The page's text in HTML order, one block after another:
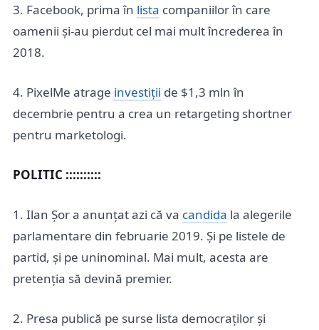
3. Facebook, prima în lista companiilor în care
oamenii și-au pierdut cel mai mult încrederea în
2018.
4. PixelMe atrage investiții de $1,3 mln în
decembrie pentru a crea un retargeting shortner
pentru marketologi.
POLITIC ::::::::::
1. Ilan Șor a anunțat azi că va candida la alegerile
parlamentare din februarie 2019. Și pe listele de
partid, și pe uninominal. Mai mult, acesta are
pretenția să devină premier.
2. Presa publică pe surse lista democraților și